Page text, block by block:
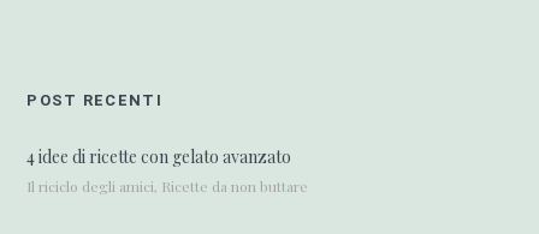
POST RECENTI
4 idee di ricette con gelato avanzato
Il riciclo degli amici, Ricette da non buttare